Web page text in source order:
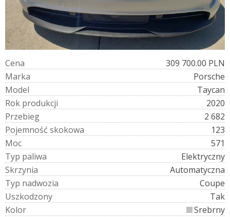
Cena
309 700.00 PLN
Marka
Porsche
Model
Taycan
Rok produkcji
2020
Przebieg
2 682
Pojemność skokowa
123
Moc
571
Typ paliwa
Elektryczny
Skrzynia
Automatyczna
Typ nadwozia
Coupe
Uszkodzony
Tak
Kolor
Srebrny